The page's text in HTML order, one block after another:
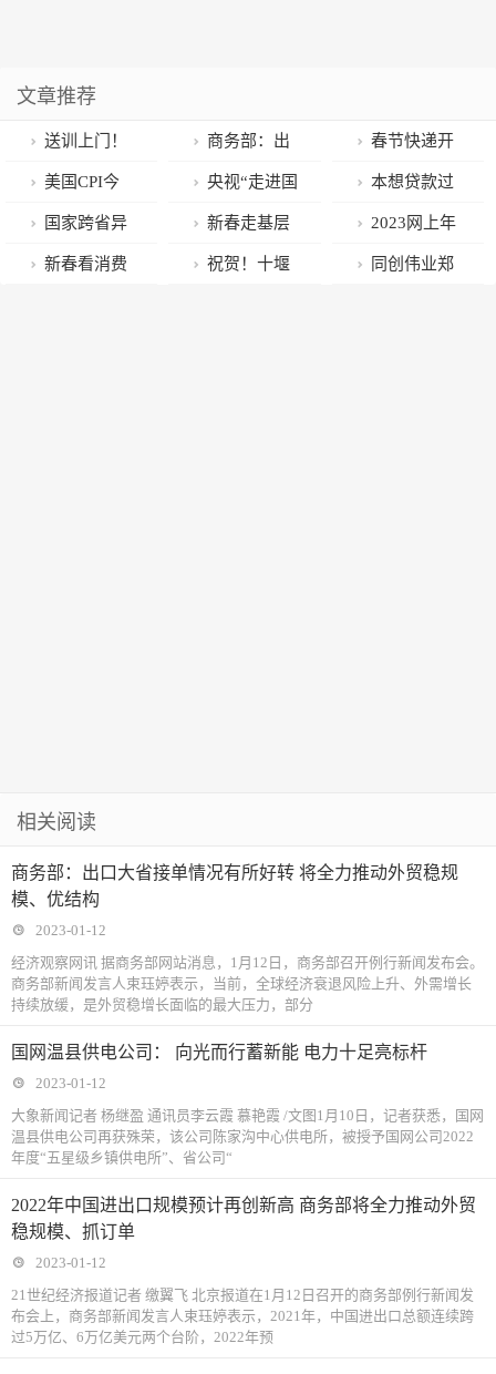
文章推荐
送训上门！
烟台零距离助
力企业夯实安
全根基
商务部：出
口大省接单情
况有所好转 将
全力推动外贸
春节快递开
启涨价模式，
每单最高上调
5元，你接受
美国CPI今
晚来袭，拐点
将至？美联储
央视“走进国
家电网”专访辛
保安董事长
本想贷款过
个好年，却搭
上了女朋友的
国家跨省异
地就医管理子
新春走基层
丨“农资进仓
2023网上年
货节丨山东年
新春看消费 祝贺！十堰 同创伟业郑
相关阅读
商务部：出口大省接单情况有所好转 将全力推动外贸稳规
模、优结构
2023-01-12
经济观察网讯 据商务部网站消息，1月12日，商务部召开例行新闻发布会。
商务部新闻发言人束珏婷表示，当前，全球经济衰退风险上升、外需增长
持续放缓，是外贸稳增长面临的最大压力，部分
国网温县供电公司： 向光而行蓄新能 电力十足亮标杆
2023-01-12
大象新闻记者 杨继盈 通讯员李云霞 慕艳霞 /文图1月10日，记者获悉，国网
温县供电公司再获殊荣，该公司陈家沟中心供电所，被授予国网公司2022
年度“五星级乡镇供电所”、省公司“
2022年中国进出口规模预计再创新高 商务部将全力推动外贸
稳规模、抓订单
2023-01-12
21世纪经济报道记者 缴翼飞 北京报道在1月12日召开的商务部例行新闻发
布会上，商务部新闻发言人束珏婷表示，2021年，中国进出口总额连续跨
过5万亿、6万亿美元两个台阶，2022年预